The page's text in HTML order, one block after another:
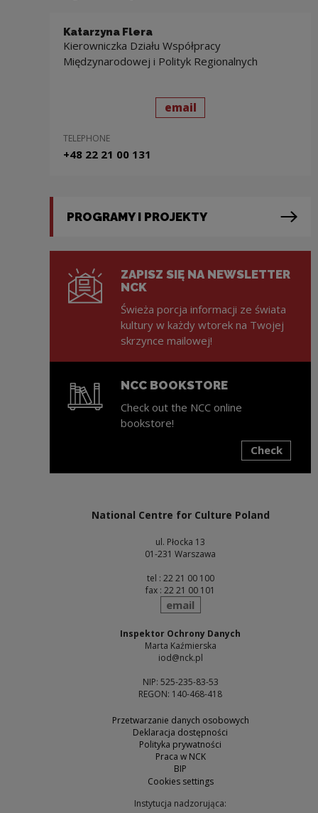
Katarzyna Flera
Kierowniczka Działu Współpracy
Międzynarodowej i Polityk Regionalnych
send
emailto: Katarzyna Flera
TELEPHONE
+48 22 21 00 131
PROGRAMY I PROJEKTY
ZAPISZ SIĘ NA NEWSLETTER
NCK
Świeża porcja informacji ze świata
kultury w każdy wtorek na Twojej
skrzynce mailowej!
NCC BOOKSTORE
Check out the NCC online
bookstore!
Check
National Centre for Culture Poland
ul. Płocka 13
01-231 Warszawa
tel : 22 21 00 100
fax : 22 21 00 101
send
email
Inspektor Ochrony Danych
Marta Kaźmierska
iod@nck.pl
NIP: 525-235-83-53
REGON: 140-468-418
Przetwarzanie danych osobowych
Deklaracja dostępności
Polityka prywatności
Praca w NCK
BIP
Cookies settings
Instytucja nadzorująca: